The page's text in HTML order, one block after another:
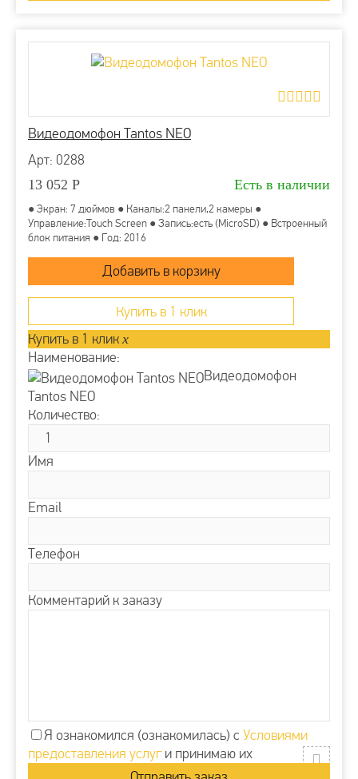
Видеодомофон Tantos NEO
Арт: 0288
13 052 Р Есть в наличии
● Экран: 7 дюймов ● Каналы:2 панели,2 камеры ●
Управление:Touch Screen ● Запись:есть (MicroSD) ● Встроенный
блок питания ● Год: 2016
Купить в 1 клик
Купить в 1 клик x
Наименование:
Видеодомофон
Tantos NEO
Количество:
Имя
Email
Телефон
Комментарий к заказу
Я ознакомился (ознакомилась) с Условиями
предоставления услуги принимаю их